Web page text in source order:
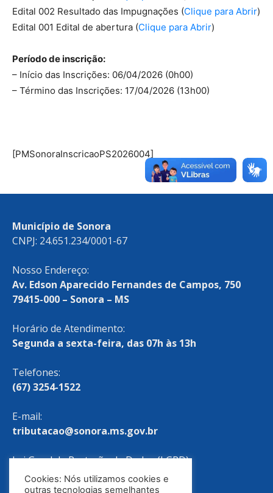
Edital 002 Resultado das Impugnações (Clique para Abrir)
Edital 001 Edital de abertura (Clique para Abrir)
Período de inscrição:
– Início das Inscrições: 06/04/2026 (0h00)
– Término das Inscrições: 17/04/2026 (13h00)
[PMSonoraInscricaoPS2026004]
Município de Sonora
CNPJ: 24.651.234/0001-67
Nosso Endereço:
Av. Edson Aparecido Fernandes de Campos, 750
79415-000 – Sonora – MS
Horário de Atendimento:
Segunda a sexta-feira, das 07h às 13h
Telefones:
(67) 3254-1522
E-mail:
tributacao@sonora.ms.gov.br
Lei Geral de Proteção de Dados (LGPD)
Política de Privacidade
Cookies: Nós utilizamos cookies e
outras tecnologias semelhantes